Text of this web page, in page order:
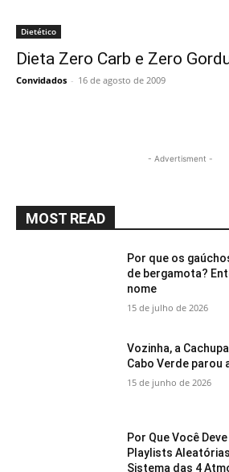
Dietético
Dieta Zero Carb e Zero
Convidados - 16 de agosto de 2009
- Advertisment -
MOST READ
Por que os
de bergamota?
nome
15 de julho de 2026
Vozinha, a
Cabo Verde parou
15 de junho de 2026
Por Que Você
Playlists
Sistema das 4